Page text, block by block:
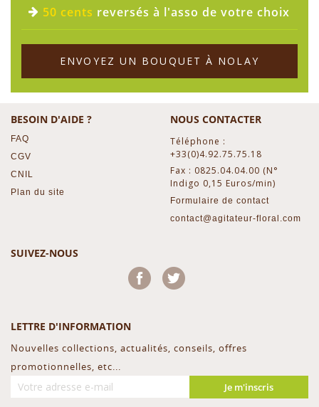
50 cents reversés à l'asso de votre choix
ENVOYEZ UN BOUQUET À NOLAY
BESOIN D'AIDE ?
FAQ
CGV
CNIL
Plan du site
NOUS CONTACTER
Téléphone :
+33(0)4.92.75.75.18
Fax : 0825.04.04.00 (N°
Indigo 0,15 Euros/min)
Formulaire de contact
contact@agitateur-floral.com
SUIVEZ-NOUS
Facebook
LETTRE D'INFORMATION
Nouvelles collections, actualités, conseils, offres
promotionnelles, etc...
Je m'inscris